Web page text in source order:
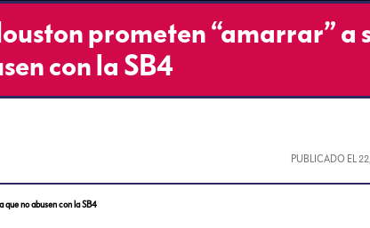
prometen “amarrar” a
con la SB4
PUBLICADO EL
que no abusen con la SB4